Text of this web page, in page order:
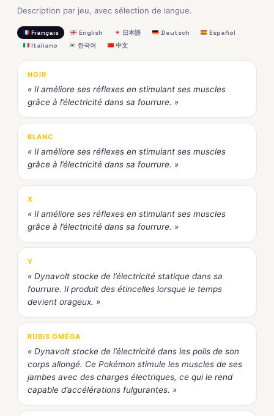
Description par jeu, avec sélection de langue.
Français English 日本語 Deutsch
Español
Italiano
한국어 中文
NOIR
« Il améliore ses réflexes en stimulant ses muscles
grâce à l’électricité dans sa fourrure. »
BLANC
« Il améliore ses réflexes en stimulant ses muscles
grâce à l’électricité dans sa fourrure. »
X
« Il améliore ses réflexes en stimulant ses muscles
grâce à l’électricité dans sa fourrure. »
Y
« Dynavolt stocke de l’électricité statique dans sa
fourrure. Il produit des étincelles lorsque le temps
devient orageux. »
RUBIS OMÉGA
« Dynavolt stocke de l’électricité dans les poils de son
corps allongé. Ce Pokémon stimule les muscles de ses
jambes avec des charges électriques, ce qui le rend
capable d’accélérations fulgurantes. »